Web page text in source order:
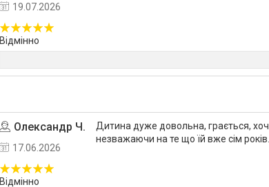
19.07.2026
Відмінно
Угода на маркетплейсі Prom.ua
Олександр Ч.
17.06.2026
Відмінно
Дитина дуже довольна, грається, хоч
незважаючи на те що їй вже сім років..